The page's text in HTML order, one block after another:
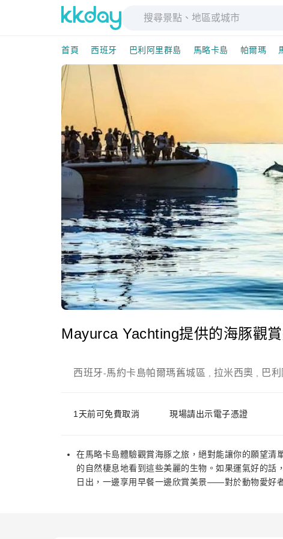
首頁 西班牙 巴利阿里群島 馬略卡島 帕爾瑪
Mayurca Yachting提供的海豚觀
西班牙-馬約卡島帕爾瑪舊城區 拉米西奧 巴
1天前可免費取消 現場請出示電子憑證
在馬略卡島體驗觀賞海豚之旅，絕對能讓你的願望清
的自然棲息地看到這些美麗的生物。如果運氣好的
日出，一邊享用早餐一邊欣賞美景——對於動物愛好